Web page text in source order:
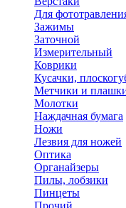
Для
Зажимы
Заточной
Измерительный
Коврики
Кусачки,
Метчики и
Молотки
Наждачная бумага
Ножи
Лезвия для ножей
Оптика
Органайзеры
Пилы, лобзики
Пинцеты
Прочий